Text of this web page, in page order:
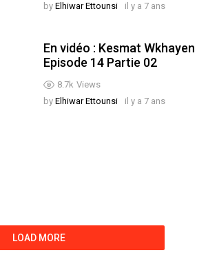
by Elhiwar Ettounsi il y a 7 ans
8.7k Views
En vidéo : Kesmat Wkhayen
Episode 14 Partie 02
by Elhiwar Ettounsi il y a 7 ans
LOAD MORE